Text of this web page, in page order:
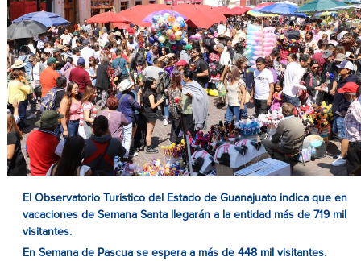
El Observatorio Turístico del Estado de Guanajuato indica que en
vacaciones de Semana Santa llegarán a la entidad más de 719 mil
visitantes.
En Semana de Pascua se espera a más de 448 mil visitantes.